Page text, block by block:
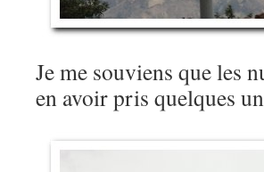
Je me souviens que les
en avoir pris quelques